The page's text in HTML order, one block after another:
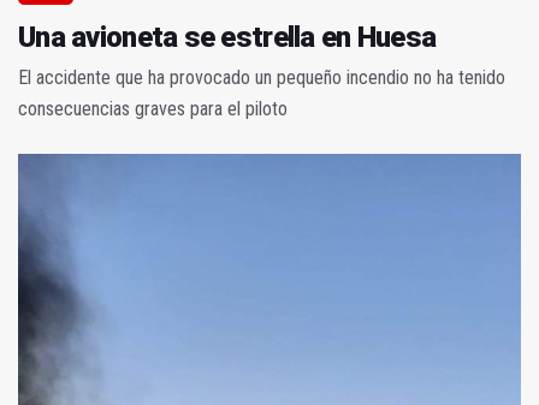
Una avioneta se estrella en Huesa
El accidente que ha provocado un pequeño incendio no ha tenido
consecuencias graves para el piloto